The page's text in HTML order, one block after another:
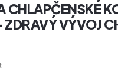
CHLAPČENSKÉ
VÝVOJ